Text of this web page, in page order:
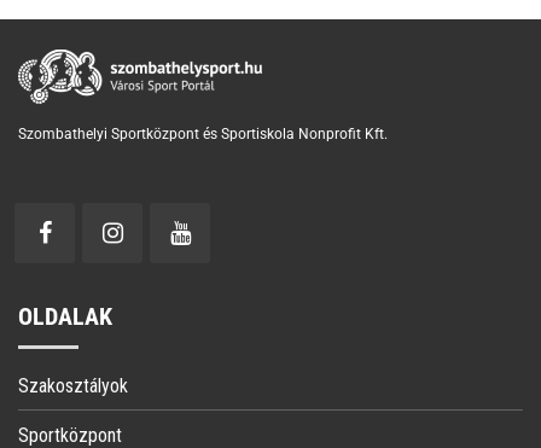
Szombathelyi Sportközpont és Sportiskola Nonprofit Kft.
OLDALAK
Szakosztályok
Sportközpont